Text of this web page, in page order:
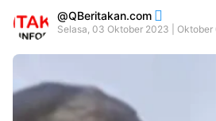
QBeritakan.com
Selasa, 03 Oktober 2023 | Oktober